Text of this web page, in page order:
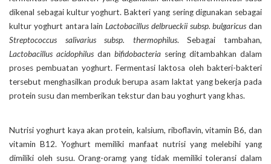
dikenal sebagai kultur yoghurt. Bakteri yang sering digunakan sebagai
kultur yoghurt antara lain Lactobacillus delbrueckii subsp. bulgaricus dan
Streptococcus salivarius subsp. thermophilus. Sebagai tambahan,
Lactobacillus acidophilus dan bifidobacteria sering ditambahkan dalam
proses pembuatan yoghurt. Fermentasi laktosa oleh bakteri-bakteri
tersebut menghasilkan produk berupa asam laktat yang bekerja pada
protein susu dan memberikan tekstur dan bau yoghurt yang khas.
Nutrisi yoghurt kaya akan protein, kalsium, riboflavin, vitamin B6, dan
vitamin B12. Yoghurt memiliki manfaat nutrisi yang melebihi yang
dimiliki oleh susu. Orang-oramg yang tidak memiliki toleransi dalam